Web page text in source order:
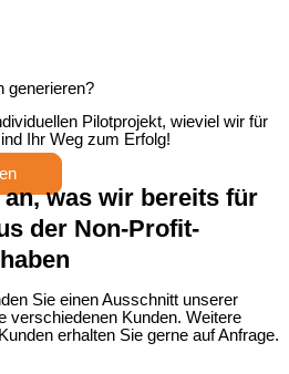
generieren?
Pilotprojekt, wieviel wir für
Ihr Weg zum Erfolg!
was wir bereits für
der Non-Profit-
Sie einen Ausschnitt unserer
verschiedenen Kunden. Weitere
erhalten Sie gerne auf Anfrage.